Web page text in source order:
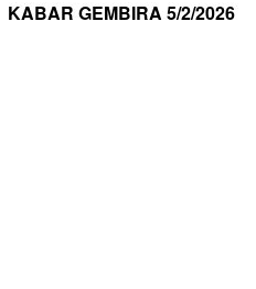
KABAR GEMBIRA 5/2/2026